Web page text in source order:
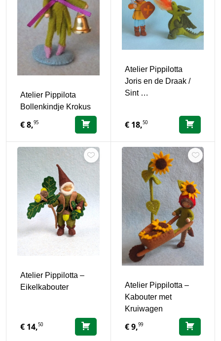
Atelier Pippilota
Bollenkindje Krokus
€8,95
Atelier Pippilotta
Joris en de Draak /
Sint …
€18,50
Atelier Pippilotta –
Eikelkabouter
€ 14,50
Atelier Pippilotta –
Kabouter met
Kruiwagen
€9,99